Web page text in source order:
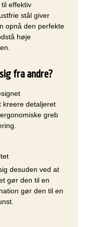
effektiv
stål giver
opnå den perfekte
høje
fra andre?
kreere detaljeret
greb
desuden ved at
gør den til en
gør den til en